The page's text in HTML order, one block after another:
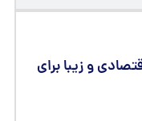
و زیبا برای